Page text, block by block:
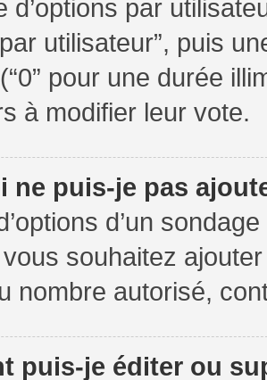
d’options par
utilisateur”, puis
pour une durée
à modifier leur vote.
ne puis-je pas
d’un
souhaitez
nombre autorisé,
puis-je éditer ou